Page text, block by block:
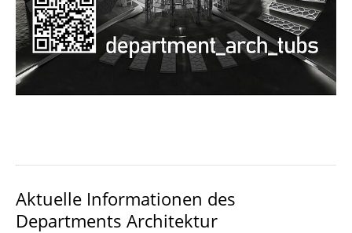
Aktuelle Informationen des
Departments Architektur